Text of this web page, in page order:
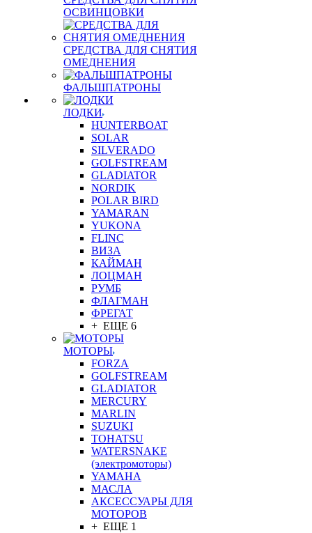
ОСВИНЦОВКИ
СРЕДСТВА ДЛЯ СНЯТИЯ
ОМЕДНЕНИЯ
ФАЛЬШПАТРОНЫ
ЛОДКИ
HUNTERBOAT
SOLAR
SILVERADO
GOLFSTREAM
GLADIATOR
NORDIK
POLAR BIRD
YAMARAN
YUKONA
FLINC
ВИЗА
КАЙМАН
ЛОЦМАН
РУМБ
ФЛАГМАН
ФРЕГАТ
+ ЕЩЕ 6
МОТОРЫ
FORZA
GOLFSTREAM
GLADIATOR
MERCURY
MARLIN
SUZUKI
TOHATSU
WATERSNAKE
(электромоторы)
YAMAHA
МАСЛА
АКСЕССУАРЫ ДЛЯ
МОТОРОВ
+ ЕЩЕ 1